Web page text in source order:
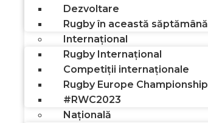
Dezvoltare
Rugby în această săptămână
Internațional
Rugby Internațional
Competiții internaționale
Rugby Europe Championship
#RWC2023
Națională